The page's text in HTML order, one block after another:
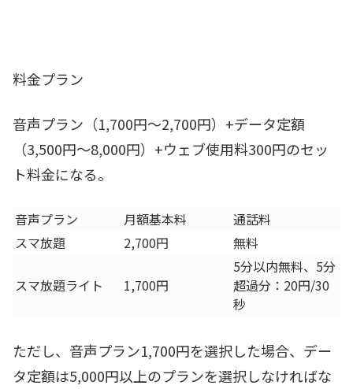
料金プラン
音声プラン（1,700円～2,700円）+データ定額
（3,500円～8,000円）+ウェブ使用料300円のセッ
ト料金になる。
音声プラン 月額基本料
通話料
スマ放題
2,700円 無料
スマ放題ライト 1,700円
5分以内無料、5分
超過分：20円/30
秒
ただし、音声プラン1,700円を選択した場合、デー
タ定額は5,000円以上のプランを選択しなければな